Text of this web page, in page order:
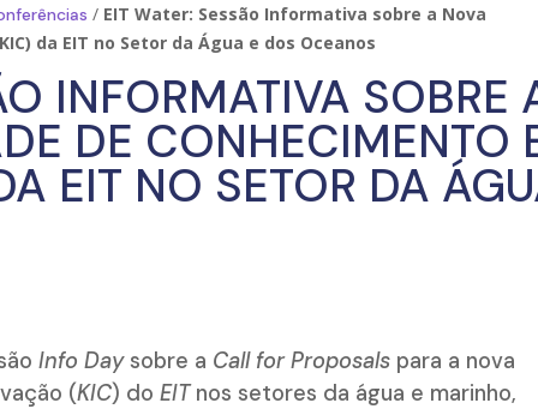
/ EIT Water: Sessão Informativa sobre a Nova
da EIT no Setor da Água e dos Oceanos
INFORMATIVA SOBRE
DE CONHECIMENTO
EIT NO SETOR DA
Info Daysobre a Call for Proposals para a nova
(KIC) doEITnos setores da água e marinho,